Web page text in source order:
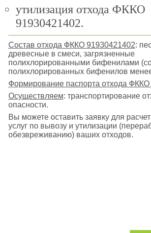
утилизация отхода ФККО
91930421402.
Состав отхода ФККО 91930421402:
древесные в смеси, загрязненные
полихлорированными бифенилами
полихлорированных бифенилов
Формирование паспорта отхода
Осуществляем: транспортирование
опасности.
Вы можете оставить заявку для
услуг по вывозу и утилизации
обезвреживанию) ваших отходов.